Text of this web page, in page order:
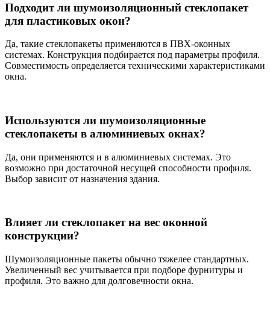
Подходит ли шумоизоляционный стеклопакет
для пластиковых окон?
Да, такие стеклопакеты применяются в ПВХ-оконных
системах. Конструкция подбирается под параметры профиля.
Совместимость определяется техническими характеристиками
окна.
Используются ли шумоизоляционные
стеклопакеты в алюминиевых окнах?
Да, они применяются и в алюминиевых системах. Это
возможно при достаточной несущей способности профиля.
Выбор зависит от назначения здания.
Влияет ли стеклопакет на вес оконной
конструкции?
Шумоизоляционные пакеты обычно тяжелее стандартных.
Увеличенный вес учитывается при подборе фурнитуры и
профиля. Это важно для долговечности окна.